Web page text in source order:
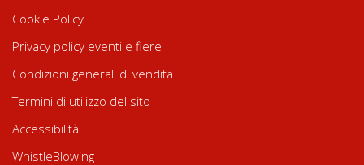
Cookie Policy
Privacy policy eventi e fiere
Condizioni generali di vendita
Termini di utilizzo del sito
Accessibilità
WhistleBlowing